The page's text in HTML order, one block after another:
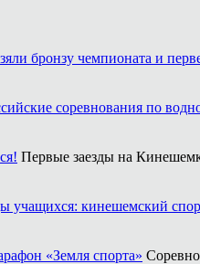
бронзу чемпионата и
соревнования по
Первые заезды на
учащихся: кинешемский
«Земля спорта»